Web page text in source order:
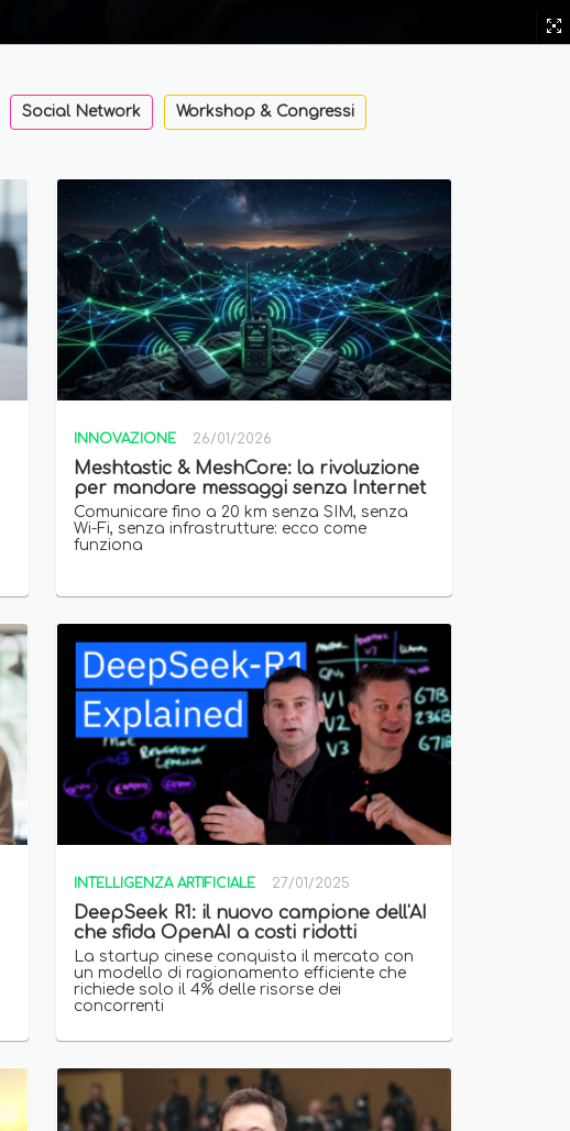
Social Network Workshop & Congressi
INNOVAZIONE 26/01/2026
Meshtastic & MeshCore: la rivoluzione
per mandare messaggi senza Internet
Comunicare fino a 20 km senza SIM, senza
Wi-Fi, senza infrastrutture: ecco come
funziona
INTELLIGENZA ARTIFICIALE 27/01/2025
DeepSeek R1: il nuovo campione dell'AI
che sfida OpenAI a costi ridotti
La startup cinese conquista il mercato con
un modello di ragionamento efficiente che
richiede solo il 4% delle risorse dei
concorrenti